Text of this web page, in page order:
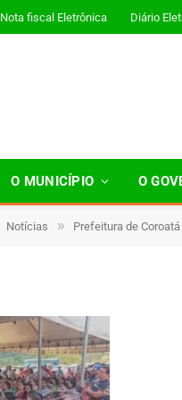
Nota fiscal Eletrônica Diário
O MUNICÍPIO O
Notícias » Prefeitura de